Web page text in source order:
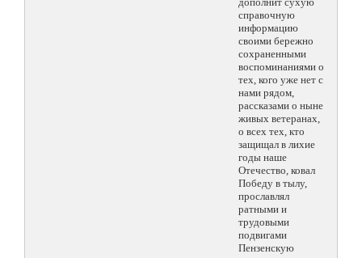
справочную
информацию
своими бережно
сохраненными
воспоминаниями о
тех, кого уже нет с
нами рядом,
рассказами о ныне
живых ветеранах,
о всех тех, кто
защищал в лихие
годы наше
Отечество, ковал
Победу в тылу,
прославлял
ратными и
трудовыми
подвигами
Пензенскую